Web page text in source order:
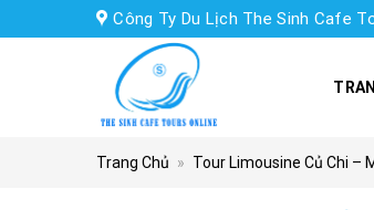
to
Công Ty Du Lịch The Sinh Cafe
Trang Chủ » Tour Limousine Củ Chi –